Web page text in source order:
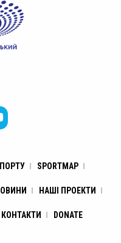
SPORTMAP
НАШІ ПРОЕКТИ
КОНТАКТИ DONATE